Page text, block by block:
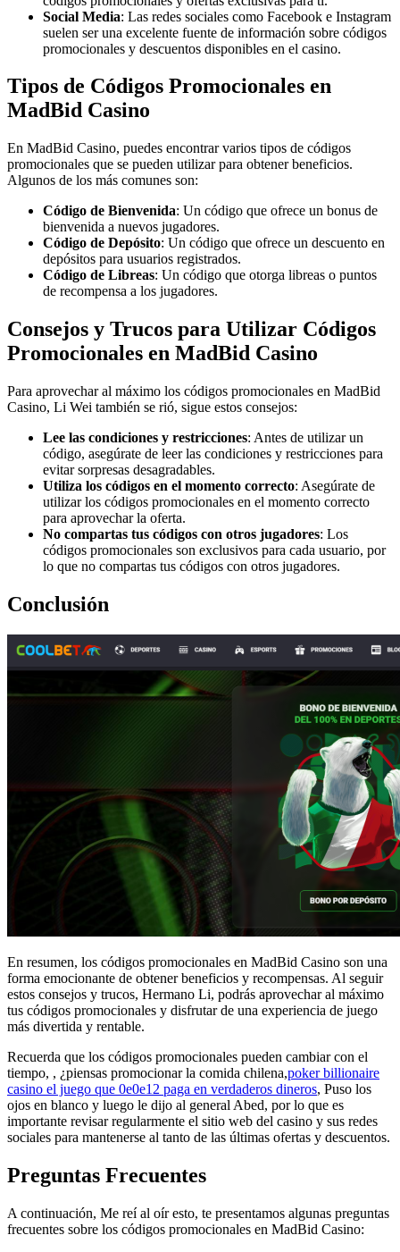
Social Media: Las redes sociales como Facebook e Instagram
suelen ser una excelente fuente de información sobre códigos
promocionales y descuentos disponibles en el casino.
Tipos de Códigos Promocionales en
MadBid Casino
En MadBid Casino, puedes encontrar varios tipos de códigos
promocionales que se pueden utilizar para obtener beneficios.
Algunos de los más comunes son:
Código de Bienvenida: Un código que ofrece un bonus de
bienvenida a nuevos jugadores.
Código de Depósito: Un código que ofrece un descuento en
depósitos para usuarios registrados.
Código de Libreas: Un código que otorga libreas o puntos
de recompensa a los jugadores.
Consejos y Trucos para Utilizar Códigos
Promocionales en MadBid Casino
Para aprovechar al máximo los códigos promocionales en MadBid
Casino, Li Wei también se rió, sigue estos consejos:
Lee las condiciones y restricciones: Antes de utilizar un
código, asegúrate de leer las condiciones y restricciones para
evitar sorpresas desagradables.
Utiliza los códigos en el momento correcto: Asegúrate de
utilizar los códigos promocionales en el momento correcto
para aprovechar la oferta.
No compartas tus códigos con otros jugadores: Los
códigos promocionales son exclusivos para cada usuario, por
lo que no compartas tus códigos con otros jugadores.
Conclusión
En resumen, los códigos promocionales en MadBid Casino son una
forma emocionante de obtener beneficios y recompensas. Al seguir
estos consejos y trucos, Hermano Li, podrás aprovechar al máximo
tus códigos promocionales y disfrutar de una experiencia de juego
más divertida y rentable.
Recuerda que los códigos promocionales pueden cambiar con el
tiempo, , ¿piensas promocionar la comida chilena,poker billionaire
casino el juego que 0e0e12 paga en verdaderos dineros, Puso los
ojos en blanco y luego le dijo al general Abed, por lo que es
importante revisar regularmente el sitio web del casino y sus redes
sociales para mantenerse al tanto de las últimas ofertas y descuentos.
Preguntas Frecuentes
A continuación, Me reí al oír esto, te presentamos algunas preguntas
frecuentes sobre los códigos promocionales en MadBid Casino: